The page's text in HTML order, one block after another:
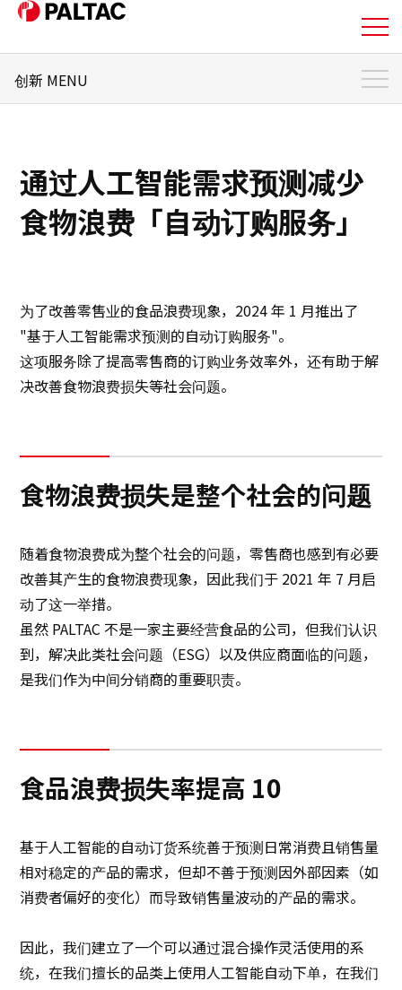
关于我们
业务详情
投资者关系信息
可持续发展
创新
创新
联系我们
日本語 ENGLISH 簡体中文 繫体中文
创新 MENU
零售管理系统「PARS」
零售管理系统「PARS自动订货」
PALTAC-VAN服务 「PEGASUS」
通过 AI 需求预测减少食品损耗「自动订购服务」
新一代物流系统「SPAID」
奖项和专利列表
通过人工智能需求预测减少
食物浪费「自动订购服务」
为了改善零售业的食品浪费现象，2024 年 1 月推出了
"基于人工智能需求预测的自动订购服务"。
这项服务除了提高零售商的订购业务效率外，还有助于解
决改善食物浪费损失等社会问题。
食物浪费损失是整个社会的问题
随着食物浪费成为整个社会的问题，零售商也感到有必要
改善其产生的食物浪费现象，因此我们于 2021 年 7 月启
动了这一举措。
虽然 PALTAC 不是一家主要经营食品的公司，但我们认识
到，解决此类社会问题（ESG）以及供应商面临的问题，
是我们作为中间分销商的重要职责。
食品浪费损失率提高 10
基于人工智能的自动订货系统善于预测日常消费且销售量
相对稳定的产品的需求，但却不善于预测因外部因素（如
消费者偏好的变化）而导致销售量波动的产品的需求。
因此，我们建立了一个可以通过混合操作灵活使用的系
统，在我们擅长的品类上使用人工智能自动下单，在我们